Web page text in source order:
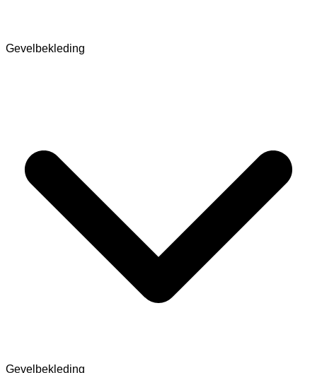
Gevelbekleding
Gevelbekleding